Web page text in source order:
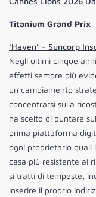
Titanium Grand Prix
‘Haven’ – Suncorp
Negli ultimi cinque
effetti sempre più
un cambiamento
concentrarsi sulla
ha scelto di puntare
prima piattaforma
ogni proprietario
casa più resistente ai
si tratti di tempeste,
inserire il proprio